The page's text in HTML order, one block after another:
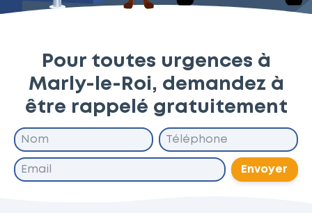
Pour toutes urgences à
Marly-le-Roi, demandez à
être rappelé gratuitement
Envoyer